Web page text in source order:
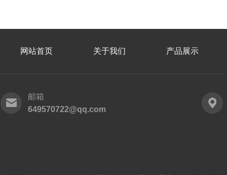
网站首页 关于我们 产品展示
邮箱
649570722@qq.com